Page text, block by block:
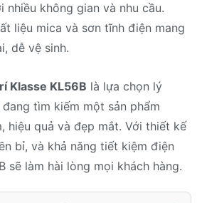
nhiều không gian và nhu cầu.
liệu mica và sơn tĩnh điện mang
dễ vệ sinh.
Klasse KL56B là lựa chọn lý
tìm kiếm một sản phẩm
hiệu quả và đẹp mắt. Với thiết kế
bỉ, và khả năng tiết kiệm điện
sẽ làm hài lòng mọi khách hàng.